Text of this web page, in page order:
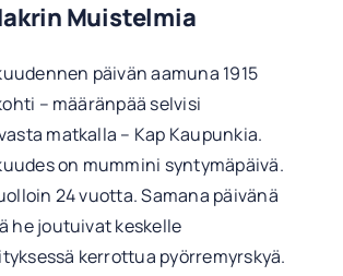
Muistelmia
päivän aamuna 1915
– määränpää selvisi
matkalla – Kap Kaupunkia.
on mummini syntymäpäivä.
24 vuotta. Samana päivänä
he joutuivat keskelle
kerrottua pyörremyrskyä.